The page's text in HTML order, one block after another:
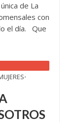
de La
con
el día. Que
•